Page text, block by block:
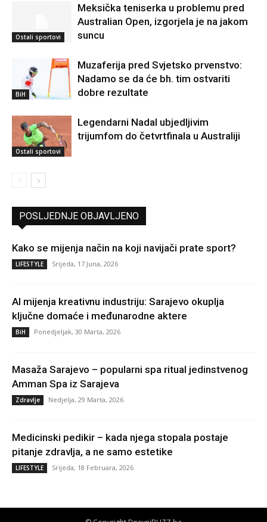
Ostali sportovi
Meksička teniserka u problemu pred
Australian Open, izgorjela je na jakom
suncu
BiH
Muzaferija pred Svjetsko prvenstvo:
Nadamo se da će bh. tim ostvariti
dobre rezultate
Ostali sportovi
Legendarni Nadal ubjedljivim
trijumfom do četvrtfinala u Australiji
POSLJEDNJE OBJAVLJENO
Kako se mijenja način na koji navijači prate sport?
LIFESTYLE Srijeda, 17 Juna, 2026
AI mijenja kreativnu industriju: Sarajevo okuplja
ključne domaće i međunarodne aktere
BiH Ponedjeljak, 30 Marta, 2026
Masaža Sarajevo – popularni spa ritual jedinstvenog
Amman Spa iz Sarajeva
Zdravlje Nedjelja, 29 Marta, 2026
Medicinski pedikir – kada njega stopala postaje
pitanje zdravlja, a ne samo estetike
LIFESTYLE Srijeda, 18 Februara, 2026